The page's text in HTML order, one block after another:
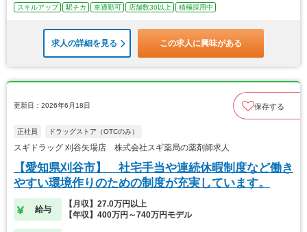
スキルアップ
駅チカ 車通勤可 店舗数30以上 積極採用中
求人の詳細を見る この求人に興味がある
更新日：2026年6月18日 保存する
正社員 ドラッグストア（OTCのみ）
スギドラッグ 刈谷矢場店 株式会社スギ薬局の薬剤師求人
【愛知県刈谷市】 社宅手当や連続休暇制度など働き
やすい環境作りのための制度が充実しています。
給与
【月収】27.0万円以上
【年収】400万円～740万円モデル